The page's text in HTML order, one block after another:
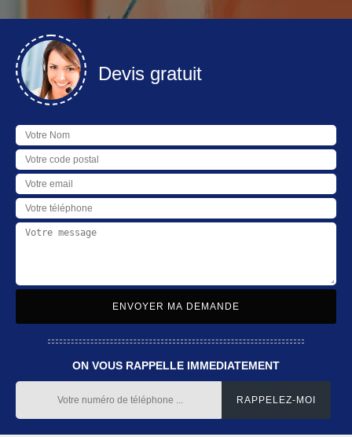
Devis gratuit
ON VOUS RAPPELLE IMMEDIATEMENT